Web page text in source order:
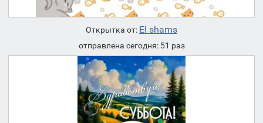
Открытка от: El shams
отправлена сегодня: 51 раз